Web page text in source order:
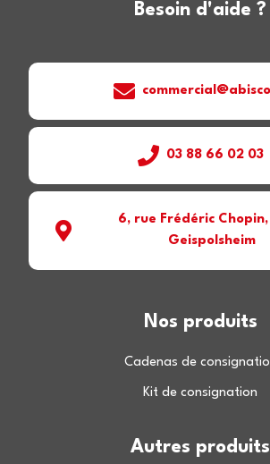
Nos produits
Cadenas de
Kit de consignation
Autres produits
Besoin d'aide ?
03 88 66 02 03
6, rue Frédéric Chopin,
Geispolsheim